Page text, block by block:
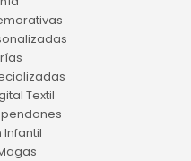
Textil